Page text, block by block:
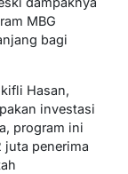
MBG
bagi
Hasan,
investasi
program ini
penerima